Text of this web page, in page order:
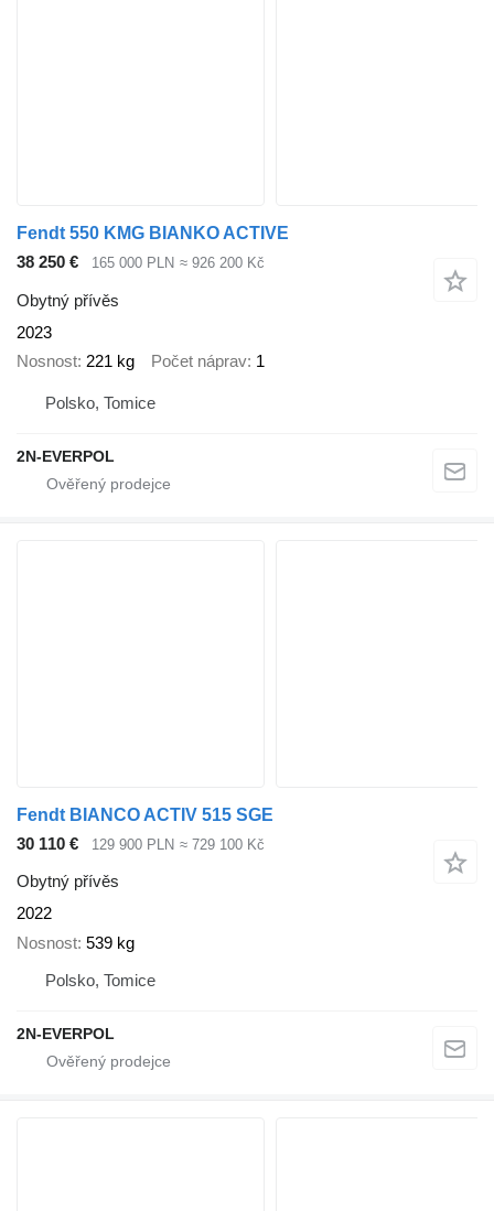
Fendt 550 KMG BIANKO ACTIVE
38 250 €
165 000 PLN ≈ 926 200 Kč
Obytný přívěs
2023
Nosnost 221 kg Počet náprav 1
Polsko, Tomice
2N-EVERPOL
Fendt BIANCO ACTIV 515 SGE
30 110 €
129 900 PLN ≈ 729 100 Kč
Obytný přívěs
2022
Nosnost 539 kg
Polsko, Tomice
2N-EVERPOL